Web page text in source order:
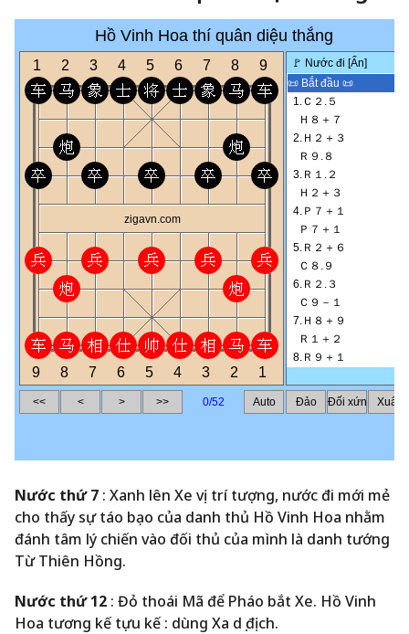
Nước thứ 7 : Xanh lên Xe vị trí tượng, nước đi mới mẻ
cho thấy sự táo bạo của danh thủ Hồ Vinh Hoa nhằm
đánh tâm lý chiến vào đối thủ của mình là danh tướng
Từ Thiên Hồng.
Nước thứ 12 : Đỏ thoái Mã để Pháo bắt Xe. Hồ Vinh
Hoa tương kế tựu kế : dùng Xa dụ địch.